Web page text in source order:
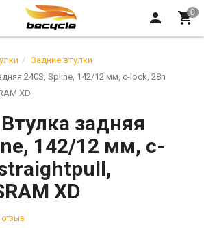
Задние втулки
240S, Spline, 142/12 мм, c-lock, 28h
XD
задняя
142/12 мм, c-
XD